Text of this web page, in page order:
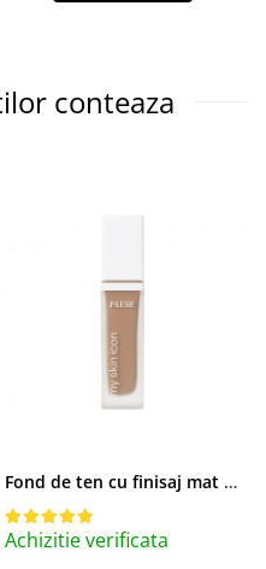
conteaza
Fond de ten cu finisaj mat si satinat, 3C ALMOND - 33 ml
Achizitie verificata